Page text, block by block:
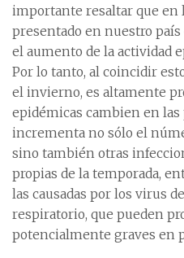
importante resaltar que en
presentado en nuestro
el aumento de la actividad
Por lo tanto, al coincidir
el invierno, es altamente
epidémicas cambien en las
incrementa no sólo el
sino también otras
propias de la temporada,
las causadas por los virus
respiratorio, que pueden
potencialmente graves en